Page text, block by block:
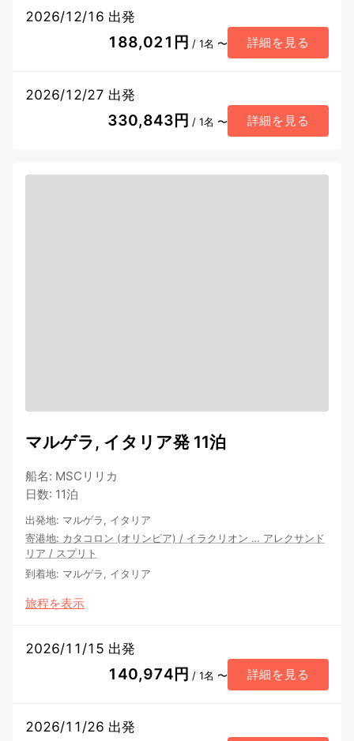
2026/12/16 出発
188,021円 / 1名 〜 詳細を見る
2026/12/27 出発
330,843円 / 1名 〜 詳細を見る
マルゲラ, イタリア発 11泊
船名: MSCリリカ
日数: 11泊
出発地: マルゲラ, イタリア
寄港地: カタコロン (オリンピア) / イラクリオン … アレクサンド
リア / スプリト
到着地: マルゲラ, イタリア
旅程を表示
2026/11/15 出発
140,974円 / 1名 〜 詳細を見る
2026/11/26 出発